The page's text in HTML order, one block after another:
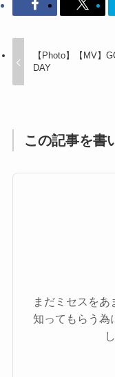
【Photo】【MV】
DAY
この記事を書
まだミセスをあ
知ってもらう為